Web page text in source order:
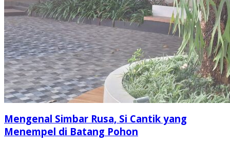
Mengenal Simbar Rusa, Si Cantik yang
Menempel di Batang Pohon